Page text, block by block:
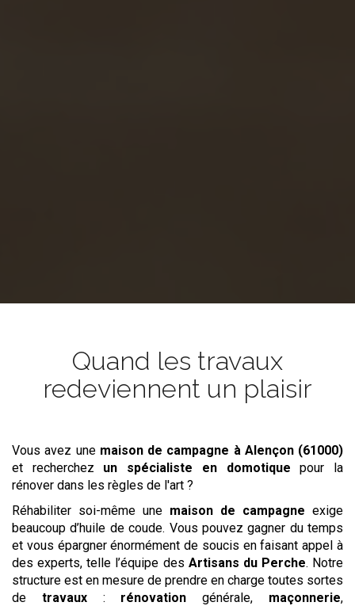
Quand les travaux
redeviennent un plaisir
Vous avez unemaison de campagne à Alençon (61000)
et recherchez un spécialiste en domotique
pour la
rénover dans les règles de l'art ?
Réhabiliter soi-même une maison de campagne exige
beaucoup d’huile de coude. Vous pouvez gagner du temps
et vous épargner énormément de soucis en faisant appel à
des experts, telle l’équipe des Artisans du Perche. Notre
structure est en mesure de prendre en charge toutes sortes
de travaux: rénovation générale, maçonnerie,